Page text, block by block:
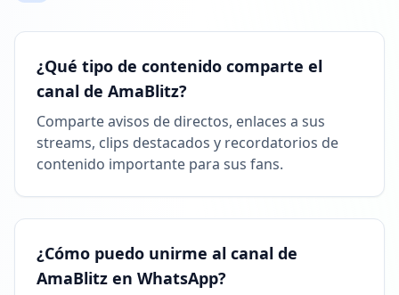
Alcanzó 444.6K seguidores
26 DE MAYO DE 2026
Listado en ExploreChannels
¿Qué tipo de contenido comparte el
canal de AmaBlitz?
Comparte avisos de directos, enlaces a sus
streams, clips destacados y recordatorios de
contenido importante para sus fans.
¿Cómo puedo unirme al canal de
AmaBlitz en WhatsApp?